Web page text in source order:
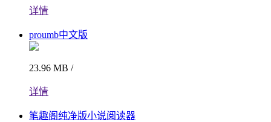
详情
proumb中文版
23.96 MB /
详情
笔趣阁纯净版小说阅读器